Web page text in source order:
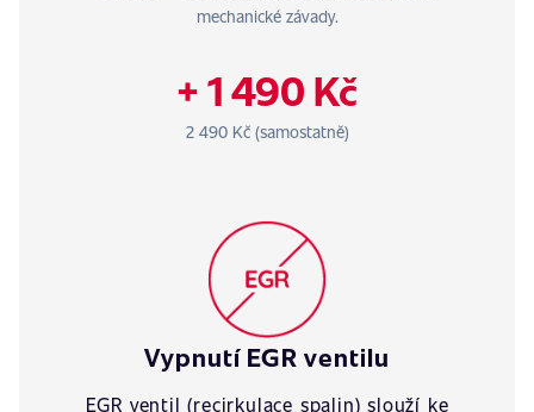
mechanické závady.
+ 1 490 Kč
2 490 Kč (samostatně)
Vypnutí EGR ventilu
EGR ventil (recirkulace spalin) slouží ke